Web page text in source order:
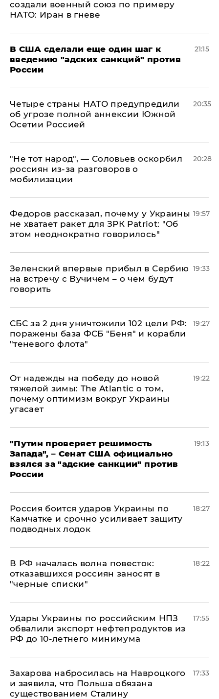
создали военный союз по примеру
НАТО: Иран в гневе
В США сделали еще один шаг к
введению "адских санкций" против
России
21:15
Четыре страны НАТО предупредили
об угрозе полной аннексии Южной
Осетии Россией
20:35
​"Не тот народ", — Соловьев оскорбил
россиян из-за разговоров о
мобилизации
20:28
Федоров рассказал, почему у Украины
не хватает ракет для ЗРК Patriot: "Об
этом неоднократно говорилось"
19:57
Зеленский впервые прибыл в Сербию
на встречу с Вучичем – о чем будут
говорить
19:33
СБС за 2 дня уничтожили 102 цели РФ:
поражены база ФСБ "Беня" и корабли
"теневого флота"
19:27
От надежды на победу до новой
тяжелой зимы: The Atlantic о том,
почему оптимизм вокруг Украины
угасает
19:22
"Путин проверяет решимость
Запада", – Сенат США официально
взялся за "адские санкции" против
России
19:13
Россия боится ударов Украины по
Камчатке и срочно усиливает защиту
подводных лодок
18:27
​В РФ началась волна повесток:
отказавшихся россиян заносят в
"черные списки"
18:22
Удары Украины по российским НПЗ
обвалили экспорт нефтепродуктов из
РФ до 10-летнего минимума
17:55
​Захарова набросилась на Навроцкого
и заявила, что Польша обязана
существованием Сталину
17:33